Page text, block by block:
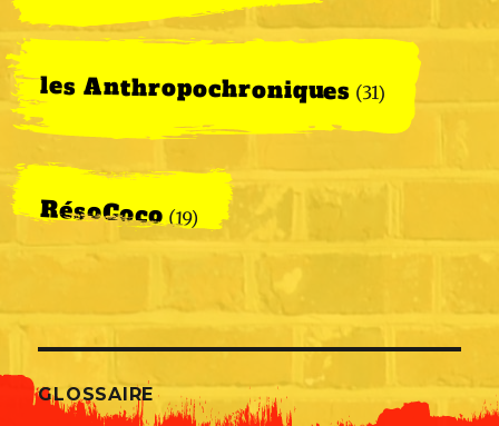
les Anthropochroniques (31)
RésoCoco(19)
GLOSSAIRE